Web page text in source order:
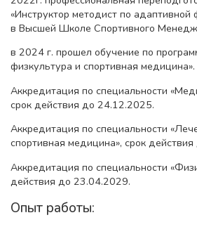
«Инструктор методист по адаптивной
в Высшей Школе Спортивного
в 2024 г. прошел обучение по
физкультура и спортивная медицина».
Аккредитация по специальности
срок действия до 24.12.2025.
Аккредитация по специальности
спортивная медицина», срок
Аккредитация по специальности
действия до 23.04.2029.
Опыт работы: